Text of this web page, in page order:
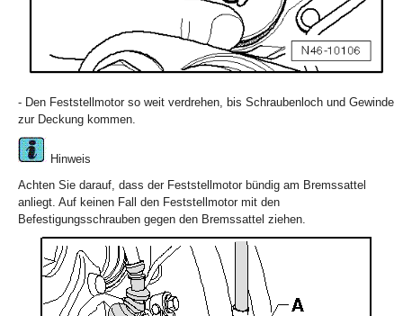
- Den Feststellmotor so weit verdrehen, bis Schraubenloch und Gewinde
zur Deckung kommen.
Hinweis
Achten Sie darauf, dass der Feststellmotor bündig am Bremssattel
anliegt. Auf keinen Fall den Feststellmotor mit den
Befestigungsschrauben gegen den Bremssattel ziehen.